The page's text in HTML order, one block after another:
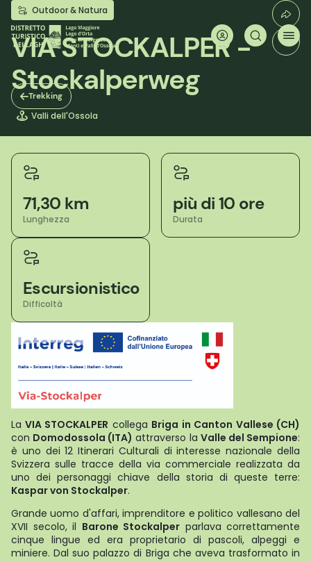
Salta
contenuto
principale
Trekking
Outdoor & Natura
VIA STOCKALPER -
Stockalperweg
Valli dell'Ossola
71,30 km
Lunghezza
più di 10 ore
Durata
Escursionistico
Difficoltà
La VIA STOCKALPER collega Briga in Canton Vallese (CH)
con Domodossola (ITA) attraverso la Valle del Sempione:
è uno dei 12 Itinerari Culturali di interesse nazionale della
Svizzera sulle tracce della via commerciale realizzata da
uno dei personaggi chiave della storia di queste terre:
Kaspar von Stockalper.
Grande uomo d'affari, imprenditore e politico vallesano del
XVII secolo, il Barone Stockalper parlava correttamente
cinque lingue ed era proprietario di pascoli, alpeggi e
miniere. Dal suo palazzo di Briga che aveva trasformato in